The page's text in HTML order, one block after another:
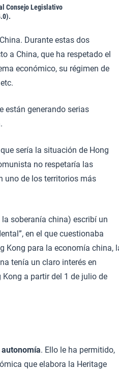
Consejo Legislativo
Durante estas dos
a China, que ha respetado el
económico, su régimen de
están generando serias
sería la situación de Hong
no respetaría las
uno de los territorios más
soberanía china) escribí un
en el que cuestionaba
Kong para la economía china,
tenía un claro interés en
a partir del 1 de julio de
autonomía. Ello le ha permitido,
que elabora la Heritage